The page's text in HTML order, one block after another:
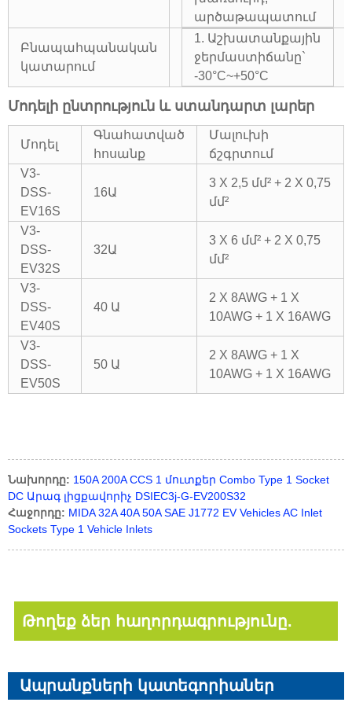
արծաթապատում
Բնապահպանական
կատարում
1. Աշխատանքային
ջերմաստիճանը`
-30°C~+50°C
Մոդելի ընտրություն և ստանդարտ լարեր
Մոդել
Գնահատված
հոսանք
Մալուխի
ճշգրտում
V3-
DSS-
EV16S
16Ա
3 X 2,5 մմ² + 2 X 0,75
մմ²
V3-
DSS-
EV32S
32Ա
3 X 6 մմ² + 2 X 0,75
մմ²
V3-
DSS-
EV40S
40 Ա
2 X 8AWG + 1 X
10AWG + 1 X 16AWG
V3-
DSS-
EV50S
50 Ա
2 X 8AWG + 1 X
10AWG + 1 X 16AWG
Նախորդը: 150A 200A CCS 1 մուտքեր Combo Type 1 Socket
DC Արագ լիցքավորիչ DSIEC3j-G-EV200S32
Հաջորդը: MIDA 32A 40A 50A SAE J1772 EV Vehicles AC Inlet
Sockets Type 1 Vehicle Inlets
Թողեք ձեր հաղորդագրությունը.
Ապրանքների կատեգորիաներ